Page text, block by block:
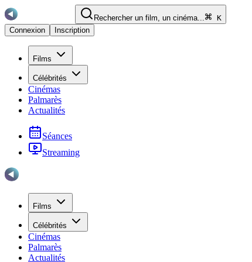
Rechercher un film, un cinéma...
K
Connexion
Inscription
Films
Célébrités
Cinémas
Palmarès
Actualités
Séances
Streaming
Films
Célébrités
Cinémas
Palmarès
Actualités